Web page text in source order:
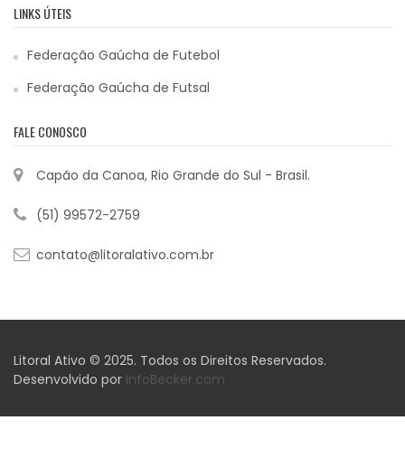
LINKS ÚTEIS
Federação Gaúcha de Futebol
Federação Gaúcha de Futsal
FALE CONOSCO
Capão da Canoa, Rio Grande do Sul - Brasil.
(51) 99572-2759
contato@litoralativo.com.br
Litoral Ativo © 2025. Todos os Direitos Reservados.
Desenvolvido por InfoBecker.com